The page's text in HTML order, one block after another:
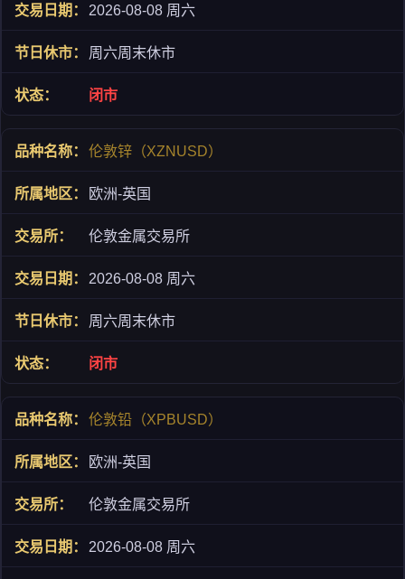
2026-08-08 周六
周六周末休市
闭市
伦敦锌（XZNUSD）
欧洲-英国
伦敦金属交易所
2026-08-08 周六
周六周末休市
闭市
伦敦铅（XPBUSD）
欧洲-英国
伦敦金属交易所
2026-08-08 周六